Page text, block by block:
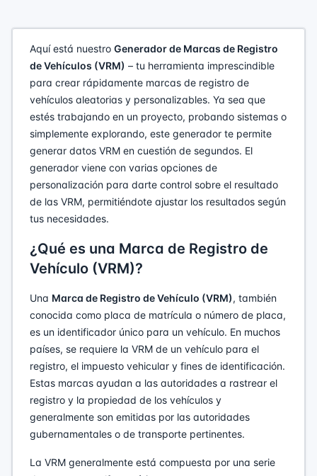
Aquí está nuestro Generador de Marcas de Registro
de Vehículos (VRM) – tu herramienta imprescindible
para crear rápidamente marcas de registro de
vehículos aleatorias y personalizables. Ya sea que
estés trabajando en un proyecto, probando sistemas o
simplemente explorando, este generador te permite
generar datos VRM en cuestión de segundos. El
generador viene con varias opciones de
personalización para darte control sobre el resultado
de las VRM, permitiéndote ajustar los resultados según
tus necesidades.
¿Qué es una Marca de Registro de
Vehículo (VRM)?
Una Marca de Registro de Vehículo (VRM), también
conocida como placa de matrícula o número de placa,
es un identificador único para un vehículo. En muchos
países, se requiere la VRM de un vehículo para el
registro, el impuesto vehicular y fines de identificación.
Estas marcas ayudan a las autoridades a rastrear el
registro y la propiedad de los vehículos y
generalmente son emitidas por las autoridades
gubernamentales o de transporte pertinentes.
La VRM generalmente está compuesta por una serie